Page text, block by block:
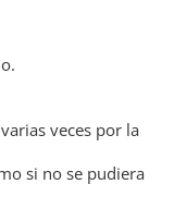
veces por la
si no se pudiera